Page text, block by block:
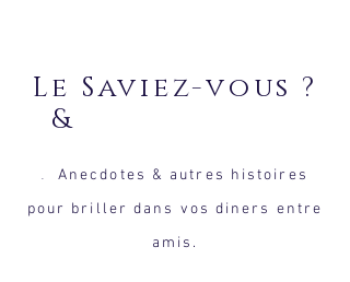
Le Saviez-vous ?
&
.
Anecdotes & autres histoires
pour briller dans vos diners entre
amis.